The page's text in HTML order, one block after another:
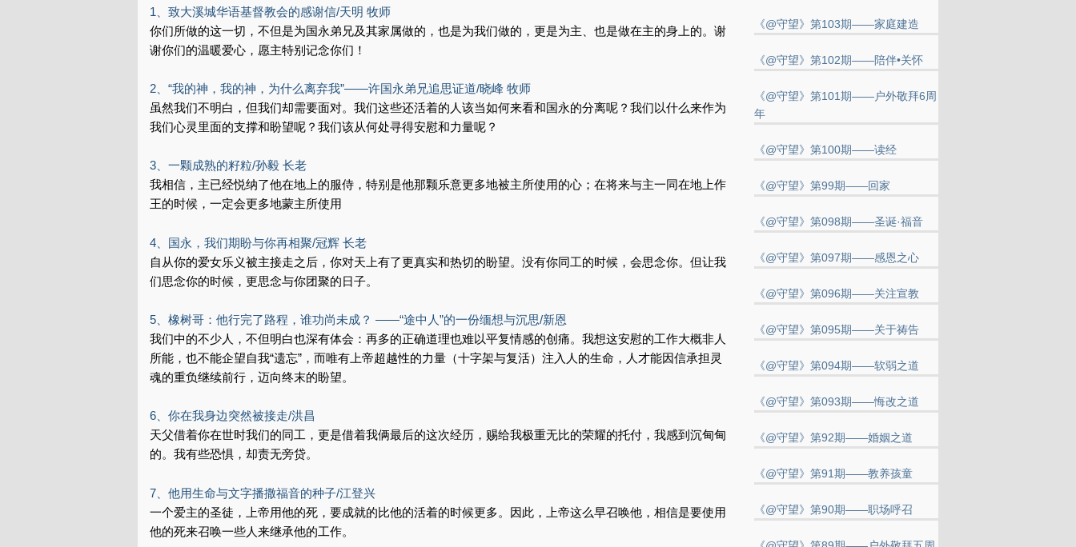
1、致大溪城华语基督教会的感谢信/天明 牧师
你们所做的这一切，不但是为国永弟兄及其家属做的，也是为我们做的，更是为主、也是做在主的身上的。谢
谢你们的温暖爱心，愿主特别记念你们！
2、“我的神，我的神，为什么离弃我”——许国永弟兄追思证道/晓峰 牧师
虽然我们不明白，但我们却需要面对。我们这些还活着的人该当如何来看和国永的分离呢？我们以什么来作为
我们心灵里面的支撑和盼望呢？我们该从何处寻得安慰和力量呢？
3、一颗成熟的籽粒/孙毅 长老
我相信，主已经悦纳了他在地上的服侍，特别是他那颗乐意更多地被主所使用的心；在将来与主一同在地上作
王的时候，一定会更多地蒙主所使用
4、国永，我们期盼与你再相聚/冠辉 长老
自从你的爱女乐义被主接走之后，你对天上有了更真实和热切的盼望。没有你同工的时候，会思念你。但让我
们思念你的时候，更思念与你团聚的日子。
5、橡树哥：他行完了路程，谁功尚未成？ ——“途中人”的一份缅想与沉思/新恩
我们中的不少人，不但明白也深有体会：再多的正确道理也难以平复情感的创痛。我想这安慰的工作大概非人
所能，也不能企望自我“遗忘”，而唯有上帝超越性的力量（十字架与复活）注入人的生命，人才能因信承担灵
魂的重负继续前行，迈向终末的盼望。
6、你在我身边突然被接走/洪昌
天父借着你在世时我们的同工，更是借着我俩最后的这次经历，赐给我极重无比的荣耀的托付，我感到沉甸甸
的。我有些恐惧，却责无旁贷。
7、他用生命与文字播撒福音的种子/江登兴
一个爱主的圣徒，上帝用他的死，要成就的比他的活着的时候更多。因此，上帝这么早召唤他，相信是要使用
他的死来召唤一些人来继承他的工作。
《@守望》第103期——家庭建造
《@守望》第102期——陪伴•关怀
《@守望》第101期——户外敬拜6周
年
《@守望》第100期——读经
《@守望》第99期——回家
《@守望》第098期——圣诞·福音
《@守望》第097期——感恩之心
《@守望》第096期——关注宣教
《@守望》第095期——关于祷告
《@守望》第094期——软弱之道
《@守望》第093期——悔改之道
《@守望》第92期——婚姻之道
《@守望》第91期——教养孩童
《@守望》第90期——职场呼召